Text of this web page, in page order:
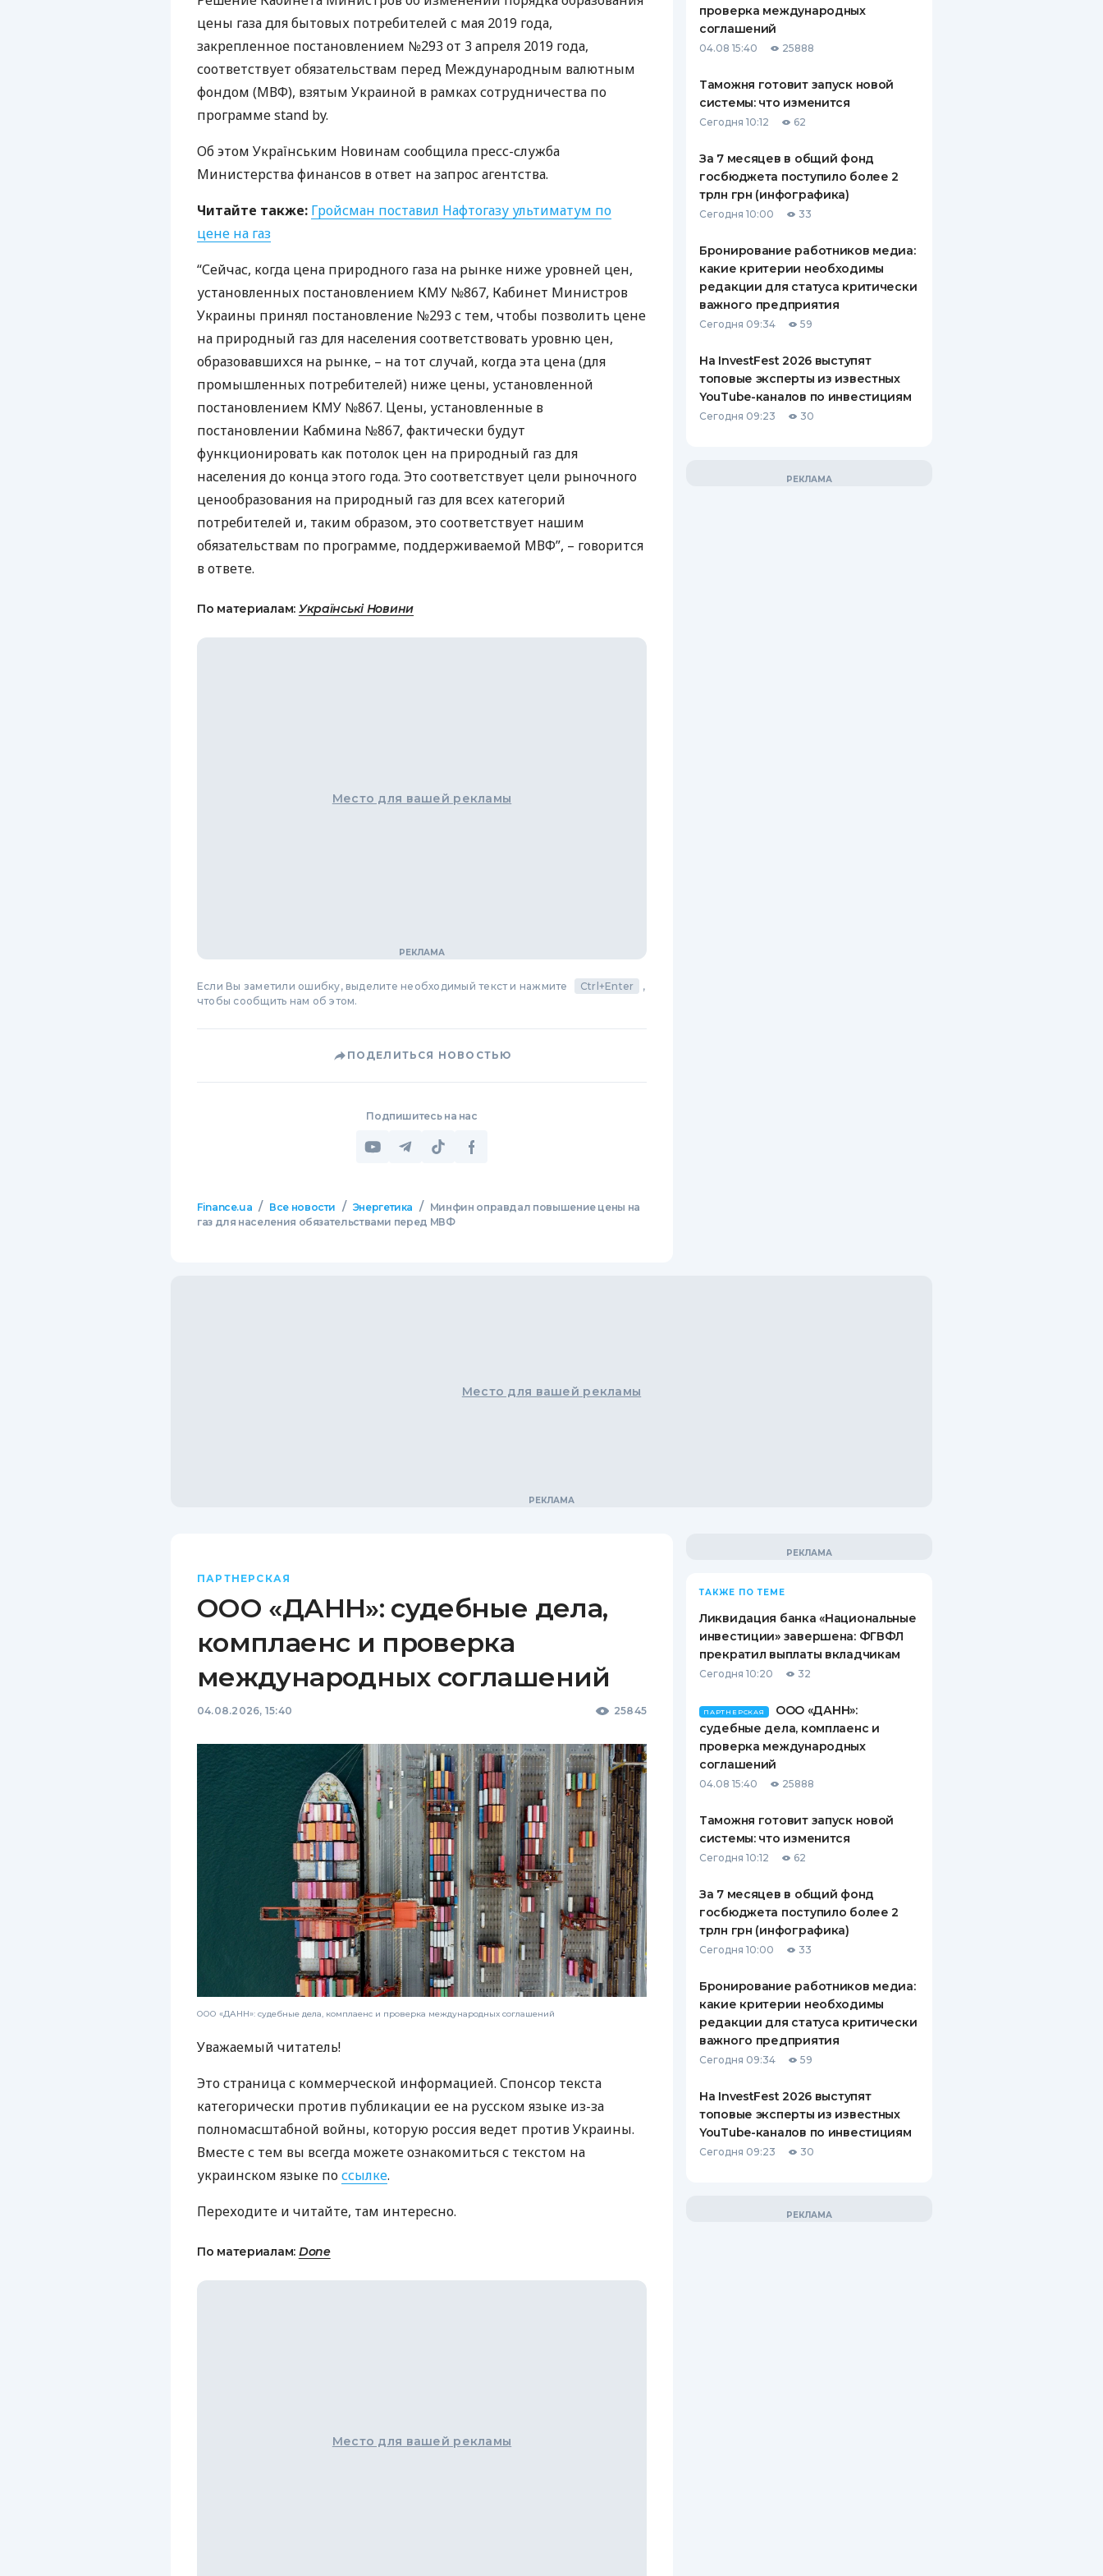
КЕШБЭКА
ПУТЕВОДИТЕЛИ ПО
БАНКОВСКИМ КАРТАМ
ПУТЕВОДИТЕЛИ ПО
СТРАХОВЫЕ КОМПАНИИ
КОМПАНИЯХ
ДОСТАВКА И ОПЛАТА
КОНТАКТЫ
цены газа для бытовых потребителей с мая 2019 года,
закрепленное постановлением №293 от 3 апреля 2019 года,
соответствует обязательствам перед Международным валютным
фондом (МВФ), взятым Украиной в рамках сотрудничества по
программе stand by.
Об этом Українським Новинам сообщила пресс-служба
Министерства финансов в ответ на запрос агентства.
Читайте также: Гройсман поставил Нафтогазу ультиматум по
цене на газ
“Сейчас, когда цена природного газа на рынке ниже уровней цен,
установленных постановлением КМУ №867, Кабинет Министров
Украины принял постановление №293 с тем, чтобы позволить цене
на природный газ для населения соответствовать уровню цен,
образовавшихся на рынке, – на тот случай, когда эта цена (для
промышленных потребителей) ниже цены, установленной
постановлением КМУ №867. Цены, установленные в
постановлении Кабмина №867, фактически будут
функционировать как потолок цен на природный газ для
населения до конца этого года. Это соответствует цели рыночного
ценообразования на природный газ для всех категорий
потребителей и, таким образом, это соответствует нашим
обязательствам по программе, поддерживаемой МВФ”, – говорится
в ответе.
По материалам: Українські Новини
Место для вашей рекламы
Если Вы заметили ошибку, выделите необходимый текст и нажмите Ctrl+Enter
,
чтобы сообщить нам об этом.
ПОДЕЛИТЬСЯ НОВОСТЬЮ
Подпишитесь на нас
Finance.ua / Все новости / Энергетика /
Минфин оправдал повышение цены на
газ для населения обязательствами перед МВФ
проверка международных
соглашений
04.08 15:40 25888
Таможня готовит запуск новой
системы: что изменится
Сегодня 10:12 62
За 7 месяцев в общий фонд
госбюджета поступило более 2
трлн грн (инфографика)
Сегодня 10:00 33
Бронирование работников медиа:
какие критерии необходимы
редакции для статуса критически
важного предприятия
Сегодня 09:34 59
На InvestFest 2026 выступят
топовые эксперты из известных
YouTube-каналов по инвестициям
Сегодня 09:23 30
Место для вашей рекламы
ПАРТНЕРСКАЯ
ООО «ДАНН»: судебные дела,
комплаенс и проверка
международных соглашений
04.08.2026, 15:40 25845
ООО «ДАНН»: судебные дела, комплаенс и проверка международных соглашений
Уважаемый читатель!
Это страница с коммерческой информацией. Спонсор текста
категорически против публикации ее на русском языке из-за
полномасштабной войны, которую россия ведет против Украины.
Вместе с тем вы всегда можете ознакомиться с текстом на
украинском языке поссылке.
Переходите и читайте, там интересно.
По материалам: Done
Место для вашей рекламы
ТАКЖЕ ПО ТЕМЕ
Ликвидация банка «Национальные
инвестиции» завершена: ФГВФЛ
прекратил выплаты вкладчикам
Сегодня 10:20 32
ПАРТНЕРСКАЯ
ООО «ДАНН»:
судебные дела, комплаенс и
проверка международных
соглашений
04.08 15:40 25888
Таможня готовит запуск новой
системы: что изменится
Сегодня 10:12 62
За 7 месяцев в общий фонд
госбюджета поступило более 2
трлн грн (инфографика)
Сегодня 10:00 33
Бронирование работников медиа:
какие критерии необходимы
редакции для статуса критически
важного предприятия
Сегодня 09:34 59
На InvestFest 2026 выступят
топовые эксперты из известных
YouTube-каналов по инвестициям
Сегодня 09:23 30